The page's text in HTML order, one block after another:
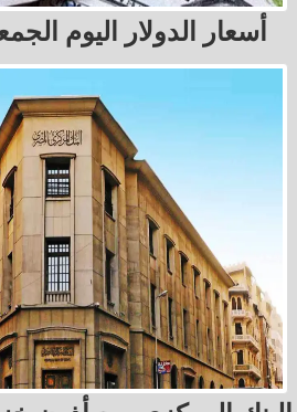
أسعار الدولار اليوم الجمعة 7